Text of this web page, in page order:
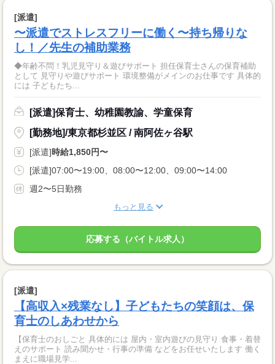
[派遣]
〜派遣でストレスフリーに働く〜持ち帰りな
し！／先生の補助業務
◆年齢不問！乳児見守り＆遊びサポート 担任保育士さんの保育補助
として 見守りや遊びサポート 環境整備がメインのお仕事です 具体的
には 子どもたち...
[派遣]保育士、幼稚園教諭、学童保育
[勤務地]/東京都杉並区 / 南阿佐ヶ谷駅
[派遣]時給1,850円〜
[派遣]07:00〜19:00、08:00〜12:00、09:00〜14:00
週2〜5日勤務
もっと見る
応募する（バイトル求人）
[派遣]
【高収入×残業なし】子どもたちの笑顔は、保
育士のしあわせから
【保育士のおしごと 具体的には 屋内・室内遊びの見守り 食事・着替
えのサポート 読み聞かせ・行事の準備 などをお任せいたします 働く
まえに職場見学...